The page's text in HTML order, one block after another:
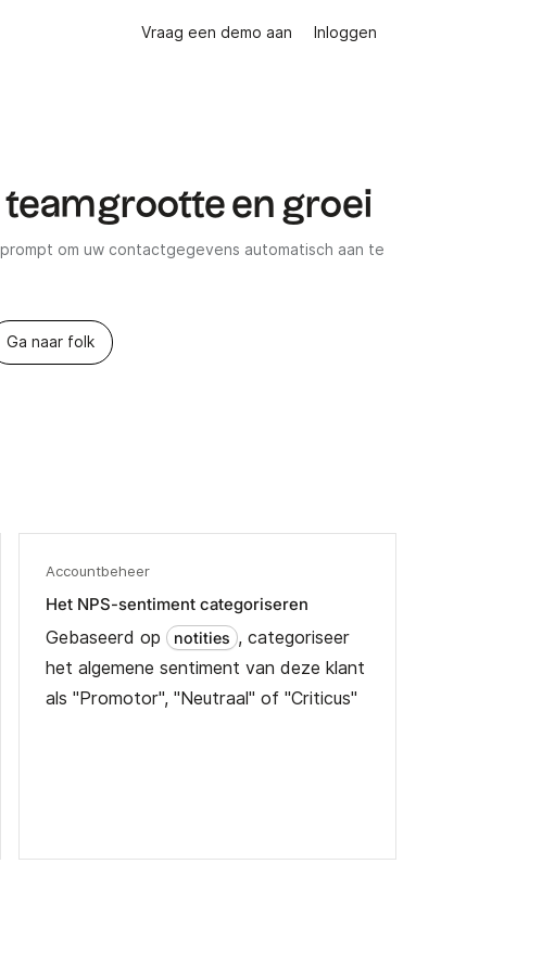
Vraag een demo aan Inloggen
teamgrootte en groei
om uw contactgegevens automatisch aan te
Ga naar folk
Accountbeheer
Het NPS-sentiment categoriseren
Gebaseerd op
notities , categoriseer
het algemene sentiment van deze klant
als "Promotor", "Neutraal" of "Criticus"